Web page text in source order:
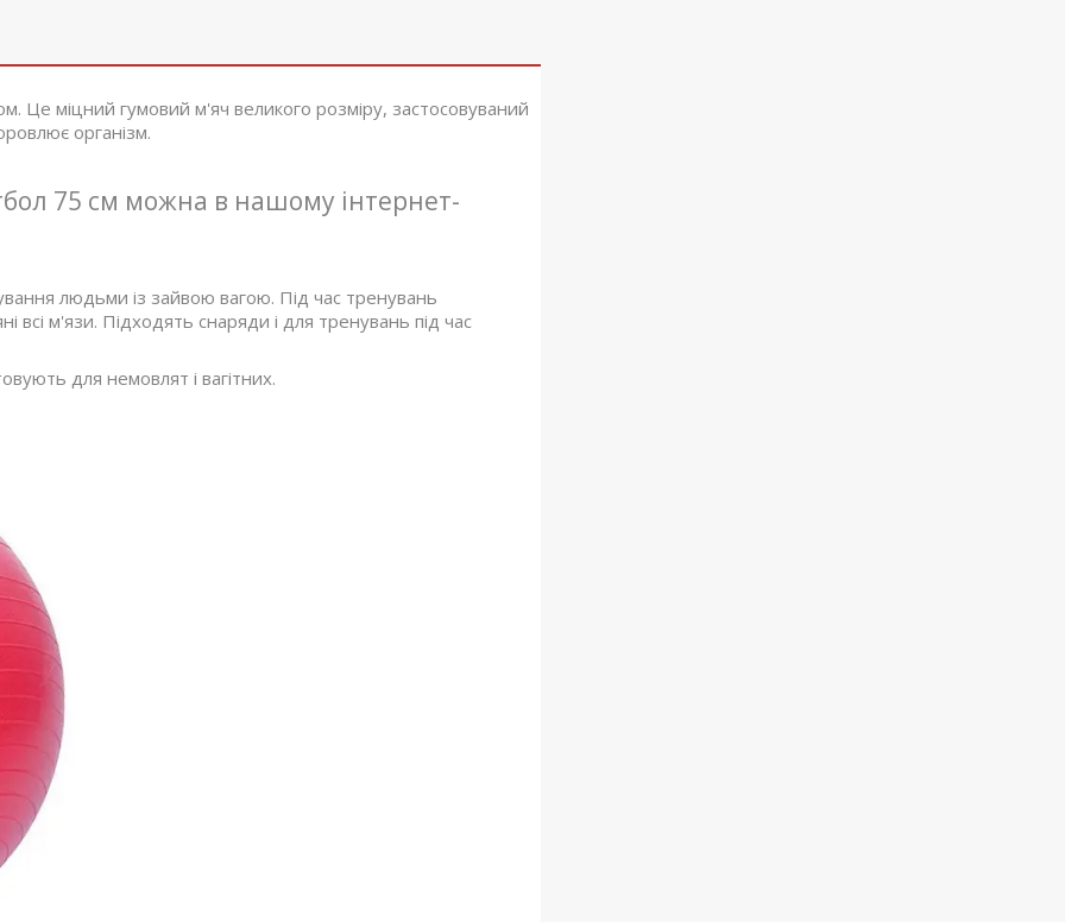
Це міцний гумовий м'яч великого розміру, застосовуваний
організм.
75 см можна в нашому інтернет-
людьми із зайвою вагою. Під час тренувань
всі м'язи. Підходять снаряди і для тренувань під час
для немовлят і вагітних.